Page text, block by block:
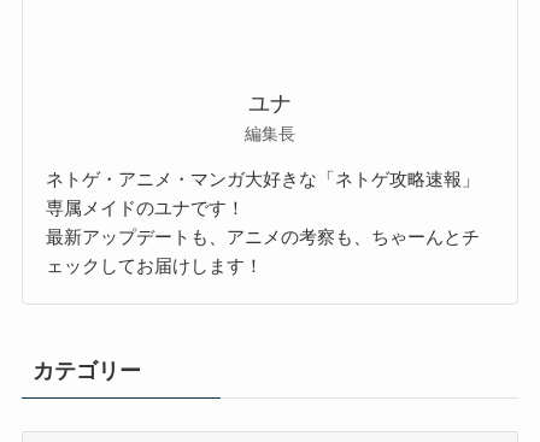
ユナ
編集長
ネトゲ・アニメ・マンガ大好きな「ネトゲ攻略速報」
専属メイドのユナです！
最新アップデートも、アニメの考察も、ちゃーんとチ
ェックしてお届けします！
カテゴリー